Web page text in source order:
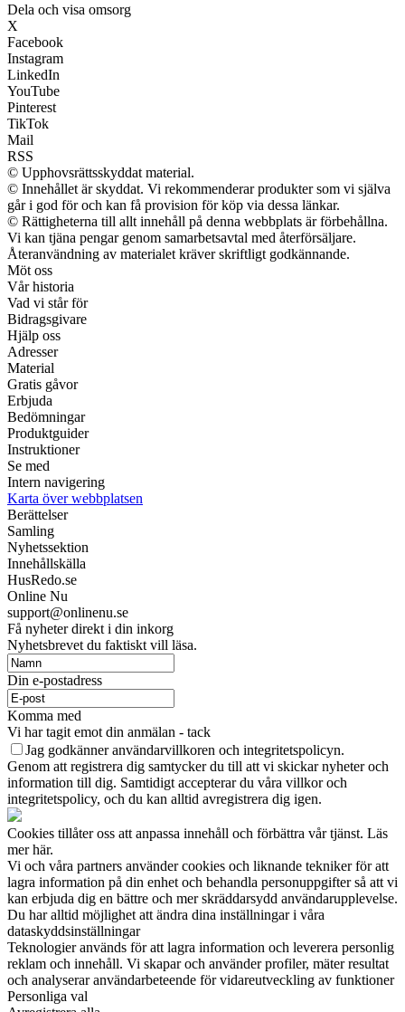
Dela och visa omsorg
X
Facebook
Instagram
LinkedIn
YouTube
Pinterest
TikTok
Mail
RSS
© Upphovsrättsskyddat material.
© Innehållet är skyddat. Vi rekommenderar produkter som vi själva
går i god för och kan få provision för köp via dessa länkar.
© Rättigheterna till allt innehåll på denna webbplats är förbehållna.
Vi kan tjäna pengar genom samarbetsavtal med återförsäljare.
Återanvändning av materialet kräver skriftligt godkännande.
Möt oss
Vår historia
Vad vi står för
Bidragsgivare
Hjälp oss
Adresser
Material
Gratis gåvor
Erbjuda
Bedömningar
Produktguider
Instruktioner
Se med
Intern navigering
Karta över webbplatsen
Berättelser
Samling
Nyhetssektion
Innehållskälla
HusRedo.se
Online Nu
support@onlinenu.se
Få nyheter direkt i din inkorg
Nyhetsbrevet du faktiskt vill läsa.
Din e-postadress
Komma med
Vi har tagit emot din anmälan - tack
Jag godkänner användarvillkoren och integritetspolicyn.
Genom att registrera dig samtycker du till att vi skickar nyheter och
information till dig. Samtidigt accepterar du våra villkor och
integritetspolicy, och du kan alltid avregistrera dig igen.
Cookies tillåter oss att anpassa innehåll och förbättra vår tjänst. Läs
mer här.
Vi och våra partners använder cookies och liknande tekniker för att
lagra information på din enhet och behandla personuppgifter så att vi
kan erbjuda dig en bättre och mer skräddarsydd användarupplevelse.
Du har alltid möjlighet att ändra dina inställningar i våra
dataskyddsinställningar
Teknologier används för att lagra information och leverera personlig
reklam och innehåll. Vi skapar och använder profiler, mäter resultat
och analyserar användarbeteende för vidareutveckling av funktioner
Personliga val